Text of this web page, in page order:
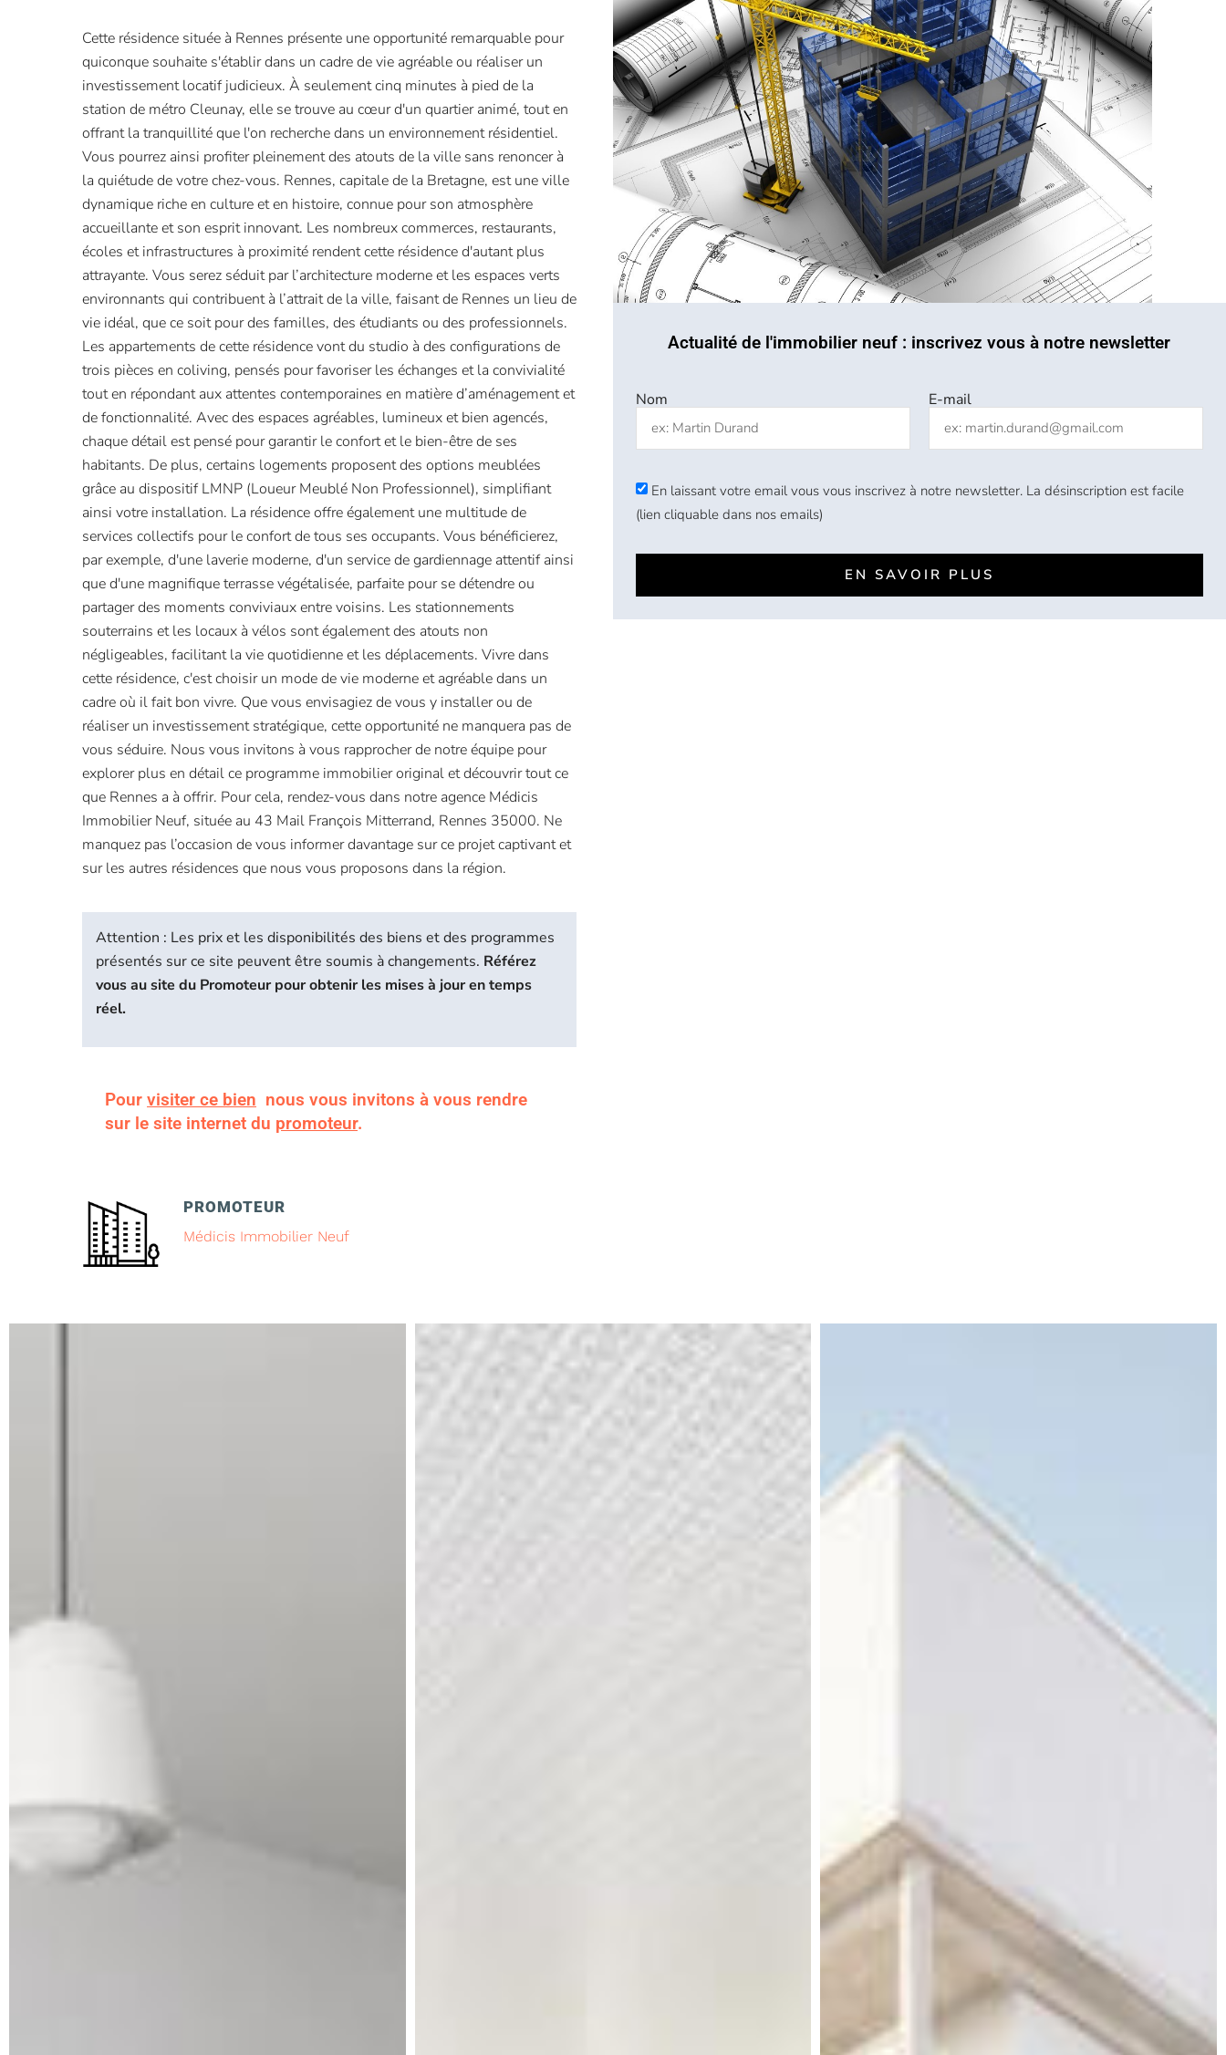
Cette résidence située à Rennes présente une opportunité remarquable pour
quiconque souhaite s'établir dans un cadre de vie agréable ou réaliser un
investissement locatif judicieux. À seulement cinq minutes à pied de la
station de métro Cleunay, elle se trouve au cœur d'un quartier animé, tout en
offrant la tranquillité que l'on recherche dans un environnement résidentiel.
Vous pourrez ainsi profiter pleinement des atouts de la ville sans renoncer à
la quiétude de votre chez-vous. Rennes, capitale de la Bretagne, est une ville
dynamique riche en culture et en histoire, connue pour son atmosphère
accueillante et son esprit innovant. Les nombreux commerces, restaurants,
écoles et infrastructures à proximité rendent cette résidence d'autant plus
attrayante. Vous serez séduit par l’architecture moderne et les espaces verts
environnants qui contribuent à l’attrait de la ville, faisant de Rennes un lieu de
vie idéal, que ce soit pour des familles, des étudiants ou des professionnels.
Les appartements de cette résidence vont du studio à des configurations de
trois pièces en coliving, pensés pour favoriser les échanges et la convivialité
tout en répondant aux attentes contemporaines en matière d’aménagement et
de fonctionnalité. Avec des espaces agréables, lumineux et bien agencés,
chaque détail est pensé pour garantir le confort et le bien-être de ses
habitants. De plus, certains logements proposent des options meublées
grâce au dispositif LMNP (Loueur Meublé Non Professionnel), simplifiant
ainsi votre installation. La résidence offre également une multitude de
services collectifs pour le confort de tous ses occupants. Vous bénéficierez,
par exemple, d'une laverie moderne, d'un service de gardiennage attentif ainsi
que d'une magnifique terrasse végétalisée, parfaite pour se détendre ou
partager des moments conviviaux entre voisins. Les stationnements
souterrains et les locaux à vélos sont également des atouts non
négligeables, facilitant la vie quotidienne et les déplacements. Vivre dans
cette résidence, c'est choisir un mode de vie moderne et agréable dans un
cadre où il fait bon vivre. Que vous envisagiez de vous y installer ou de
réaliser un investissement stratégique, cette opportunité ne manquera pas de
vous séduire. Nous vous invitons à vous rapprocher de notre équipe pour
explorer plus en détail ce programme immobilier original et découvrir tout ce
que Rennes a à offrir. Pour cela, rendez-vous dans notre agence Médicis
Immobilier Neuf, située au 43 Mail François Mitterrand, Rennes 35000. Ne
manquez pas l’occasion de vous informer davantage sur ce projet captivant et
sur les autres résidences que nous vous proposons dans la région.
Attention : Les prix et les disponibilités des biens et des programmes
présentés sur ce site peuvent être soumis à changements. Référez
vous au site du Promoteur pour obtenir les mises à jour en temps
réel.
Pour visiter ce bien nous vous invitons à vous rendre
sur le site internet du promoteur.
PROMOTEUR
Médicis Immobilier Neuf
Actualité de l'immobilier neuf : inscrivez vous à notre newsletter
Nom E-mail
En laissant votre email vous vous inscrivez à notre newsletter. La désinscription est facile
(lien cliquable dans nos emails)
EN SAVOIR PLUS